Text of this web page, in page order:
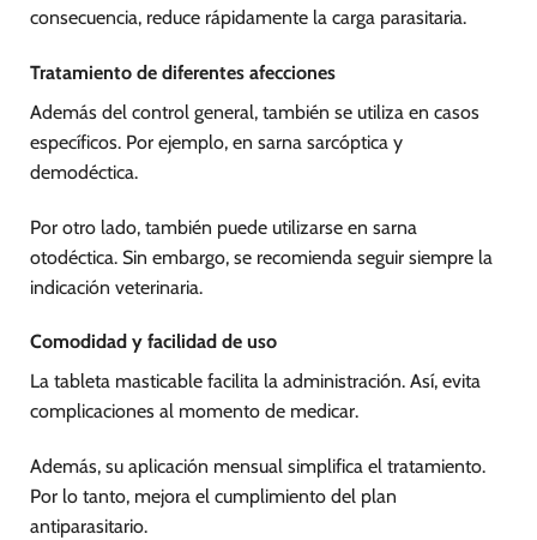
consecuencia, reduce rápidamente la carga parasitaria.
Tratamiento de diferentes afecciones
Además del control general, también se utiliza en casos
específicos. Por ejemplo, en sarna sarcóptica y
demodéctica.
Por otro lado, también puede utilizarse en sarna
otodéctica. Sin embargo, se recomienda seguir siempre la
indicación veterinaria.
Comodidad y facilidad de uso
La tableta masticable facilita la administración. Así, evita
complicaciones al momento de medicar.
Además, su aplicación mensual simplifica el tratamiento.
Por lo tanto, mejora el cumplimiento del plan
antiparasitario.